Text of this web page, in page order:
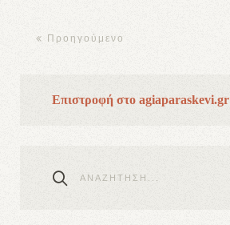
Προηγούμενο
Επιστροφή στο agiaparaskevi.gr